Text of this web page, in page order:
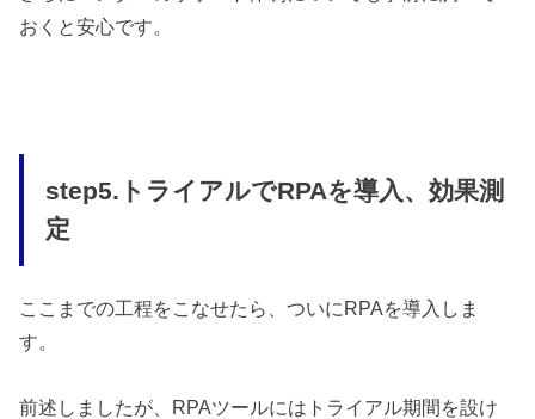
おくと安心です。
step5.トライアルでRPAを導入、効果測
定
ここまでの工程をこなせたら、ついにRPAを導入しま
す。
前述しましたが、RPAツールにはトライアル期間を設け